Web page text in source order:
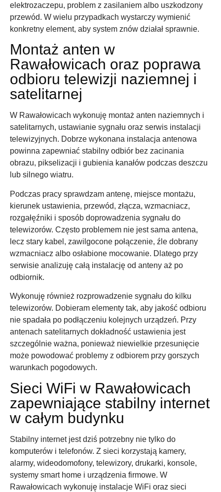
elektrozaczepu, problem z zasilaniem albo uszkodzony
przewód. W wielu przypadkach wystarczy wymienić
konkretny element, aby system znów działał sprawnie.
Montaż anten w
Rawałowicach oraz poprawa
odbioru telewizji naziemnej i
satelitarnej
W Rawałowicach wykonuję montaż anten naziemnych i
satelitarnych, ustawianie sygnału oraz serwis instalacji
telewizyjnych. Dobrze wykonana instalacja antenowa
powinna zapewniać stabilny odbiór bez zacinania
obrazu, pikselizacji i gubienia kanałów podczas deszczu
lub silnego wiatru.
Podczas pracy sprawdzam antenę, miejsce montażu,
kierunek ustawienia, przewód, złącza, wzmacniacz,
rozgałęźniki i sposób doprowadzenia sygnału do
telewizorów. Często problemem nie jest sama antena,
lecz stary kabel, zawilgocone połączenie, źle dobrany
wzmacniacz albo osłabione mocowanie. Dlatego przy
serwisie analizuję całą instalację od anteny aż po
odbiornik.
Wykonuję również rozprowadzenie sygnału do kilku
telewizorów. Dobieram elementy tak, aby jakość odbioru
nie spadała po podłączeniu kolejnych urządzeń. Przy
antenach satelitarnych dokładność ustawienia jest
szczególnie ważna, ponieważ niewielkie przesunięcie
może powodować problemy z odbiorem przy gorszych
warunkach pogodowych.
Sieci WiFi w Rawałowicach
zapewniające stabilny internet
w całym budynku
Stabilny internet jest dziś potrzebny nie tylko do
komputerów i telefonów. Z sieci korzystają kamery,
alarmy, wideodomofony, telewizory, drukarki, konsole,
systemy smart home i urządzenia firmowe. W
Rawałowicach wykonuję instalacje WiFi oraz sieci